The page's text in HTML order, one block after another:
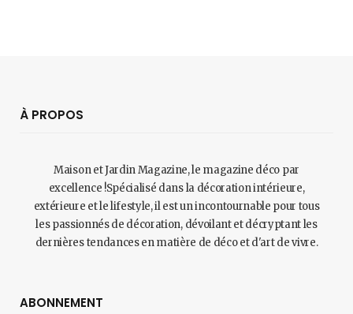
À PROPOS
Maison et Jardin Magazine, le magazine déco par
excellence !Spécialisé dans la décoration intérieure,
extérieure et le lifestyle, il est un incontournable pour tous
les passionnés de décoration, dévoilant et décryptant les
dernières tendances en matière de déco et d'art de vivre.
ABONNEMENT